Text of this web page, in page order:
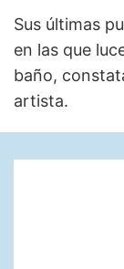
Sus últimas
en las que
baño,
artista.